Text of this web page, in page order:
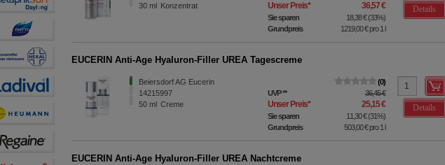
30 ml Konzentrat Unser Preis* 36,57 €
Sie sparen 18,38 €(33%)
Grundpreis
1219,00 €pro 1 l
Details
EUCERIN Anti-Age Hyaluron-Filler UREA Tagescreme
Beiersdorf AG Eucerin
14215997
50 ml Creme
0
UVP** 36,45 €
Unser Preis* 25,15 €
Sie sparen 11,30 €(31%)
Grundpreis
503,00 €pro 1 l
Details
EUCERIN Anti-Age Hyaluron-Filler UREA Nachtcreme